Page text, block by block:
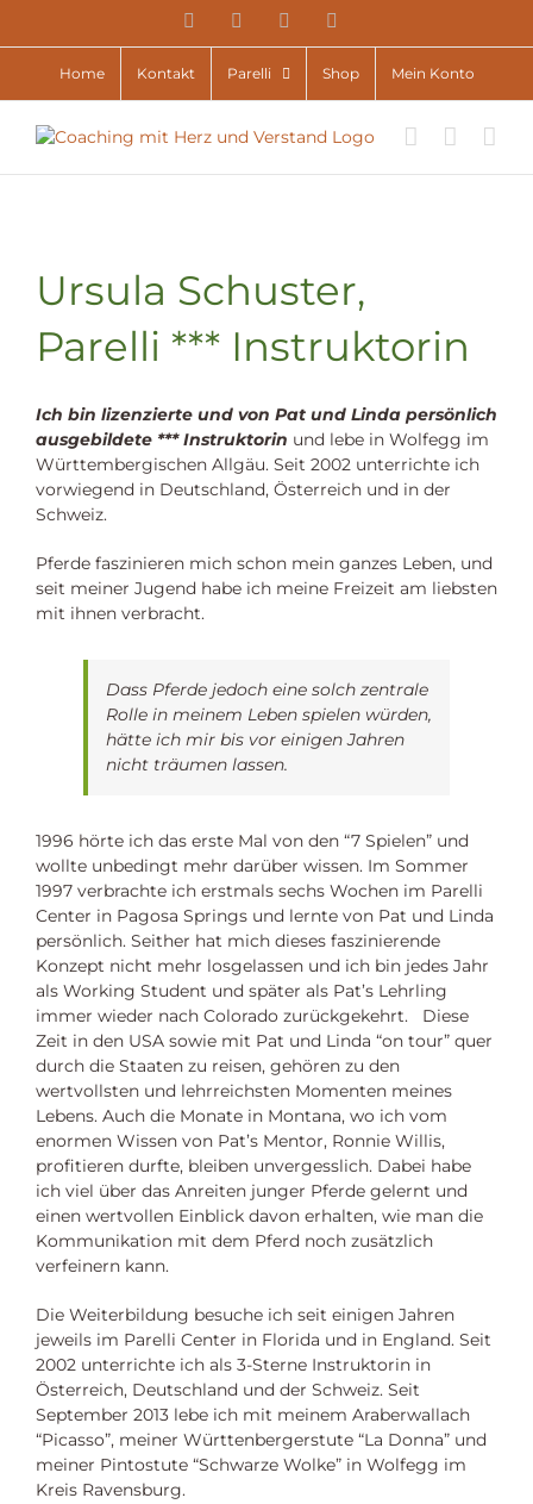
YouTubeFacebookInstagram
Home Kontakt Parelli Shop Mein Konto
Ursula Schuster,
Parelli *** Instruktorin
Ich bin lizenzierte und von Pat und Linda persönlich
ausgebildete *** Instruktorin und lebe in Wolfegg im
Württembergischen Allgäu. Seit 2002 unterrichte ich
vorwiegend in Deutschland, Österreich und in der
Schweiz.
Pferde faszinieren mich schon mein ganzes Leben, und
seit meiner Jugend habe ich meine Freizeit am liebsten
mit ihnen verbracht.
Dass Pferde jedoch eine solch zentrale
Rolle in meinem Leben spielen würden,
hätte ich mir bis vor einigen Jahren
nicht träumen lassen.
1996 hörte ich das erste Mal von den “7 Spielen” und
wollte unbedingt mehr darüber wissen. Im Sommer
1997 verbrachte ich erstmals sechs Wochen im Parelli
Center in Pagosa Springs und lernte von Pat und Linda
persönlich. Seither hat mich dieses faszinierende
Konzept nicht mehr losgelassen und ich bin jedes Jahr
als Working Student und später als Pat’s Lehrling
immer wieder nach Colorado zurückgekehrt. Diese
Zeit in den USA sowie mit Pat und Linda “on tour” quer
durch die Staaten zu reisen, gehören zu den
wertvollsten und lehrreichsten Momenten meines
Lebens. Auch die Monate in Montana, wo ich vom
enormen Wissen von Pat’s Mentor, Ronnie Willis,
profitieren durfte, bleiben unvergesslich. Dabei habe
ich viel über das Anreiten junger Pferde gelernt und
einen wertvollen Einblick davon erhalten, wie man die
Kommunikation mit dem Pferd noch zusätzlich
verfeinern kann.
Die Weiterbildung besuche ich seit einigen Jahren
jeweils im Parelli Center in Florida und in England. Seit
2002 unterrichte ich als 3-Sterne Instruktorin in
Österreich, Deutschland und der Schweiz. Seit
September 2013 lebe ich mit meinem Araberwallach
“Picasso”, meiner Württenbergerstute “La Donna” und
meiner Pintostute “Schwarze Wolke” in Wolfegg im
Kreis Ravensburg.